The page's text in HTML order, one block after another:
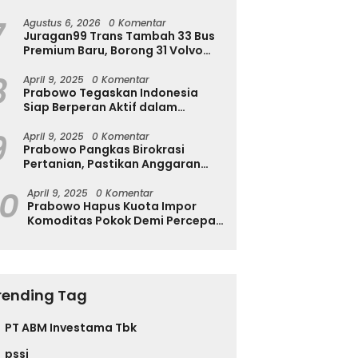
Agustus 6, 2026 0 Komentar
Juragan99 Trans Tambah 33 Bus
Premium Baru, Borong 31 Volvo
di GIIAS 2026
April 9, 2025 0 Komentar
Prabowo Tegaskan Indonesia
Siap Berperan Aktif dalam
April 9, 2025 0 Komentar
Prabowo Pangkas Birokrasi
Pertanian, Pastikan Anggaran
April 9, 2025 0 Komentar
Prabowo Hapus Kuota Impor
Komoditas Pokok Demi Percepat
Tag
PT ABM Investama Tbk
pssi